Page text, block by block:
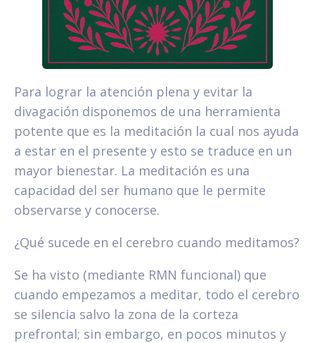
Para lograr la atención plena y evitar la
divagación disponemos de una herramienta
potente que es la meditación la cual nos ayuda
a estar en el presente y esto se traduce en un
mayor bienestar. La meditación es una
capacidad del ser humano que le permite
observarse y conocerse.
¿Qué sucede en el cerebro cuando meditamos?
Se ha visto (mediante RMN funcional) que
cuando empezamos a meditar, todo el cerebro
se silencia salvo la zona de la corteza
prefrontal; sin embargo, en pocos minutos y